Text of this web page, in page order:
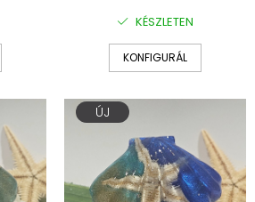
KÉSZLETEN
KONFIGURÁL
ÚJ